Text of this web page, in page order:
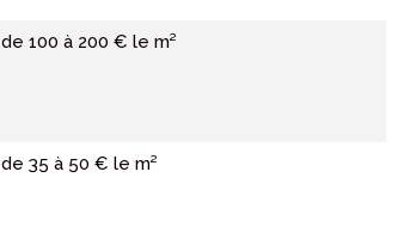
de 100 à 200 € le m²
de 35 à 50 € le m²